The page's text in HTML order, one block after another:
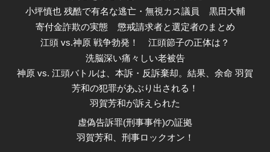
小坪慎也 残酷で有名な逃亡・無視カス議員
黒田大輔
寄付金詐欺の実態
懲戒請求者と選定者のまとめ
江頭 vs.神原 戦争勃発！
江頭節子の正体は？
洗脳深い痛々しい老被告
神原 vs. 江頭バトルは、本訴・反訴棄却。結果、余命 羽賀
芳和の犯罪があぶり出される！
羽賀芳和が訴えられた
虚偽告訴罪(刑事事件)の証拠
羽賀芳和、刑事ロックオン！